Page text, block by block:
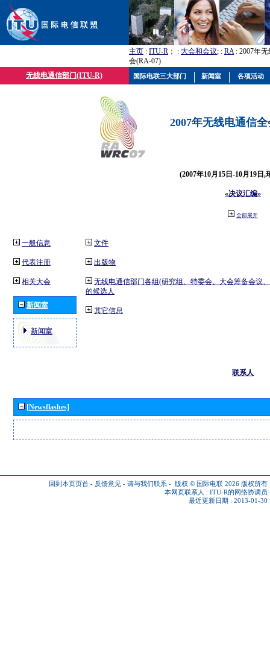
主页 : ITU-R ； : 大会和会议; : RA: 2007年
会(RA-07)
无线电通信部门(ITU-R)
2007年无线电通信
(2007年10月15日-10月19日,
«决议汇编»
全部展开
一般信息
代表注册
相关大会
新闻室
新闻室
文件
出版物
无线电通信部门各组(研究组、特委会、大会筹备会议
的候选人
其它信息
联系人
[Newsflashes]
回到本页页首 - 反馈意见 - 请与我们联系 - 版权 © 国际电联 2026 版权所有
本网页联系人 : ITU-R的网络协调员
最近更新日期 : 2013-01-30
国际电联三大部门 新闻室 各项活动